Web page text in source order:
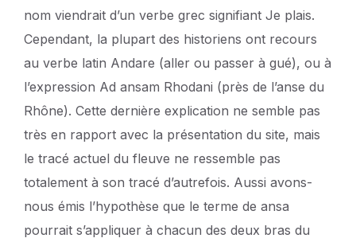
nom viendrait d’un verbe grec signifiant Je plais.
Cependant, la plupart des historiens ont recours
au verbe latin Andare (aller ou passer à gué), ou à
l’expression Ad ansam Rhodani (près de l’anse du
Rhône). Cette dernière explication ne semble pas
très en rapport avec la présentation du site, mais
le tracé actuel du fleuve ne ressemble pas
totalement à son tracé d’autrefois. Aussi avons-
nous émis l’hypothèse que le terme de ansa
pourrait s’appliquer à chacun des deux bras du